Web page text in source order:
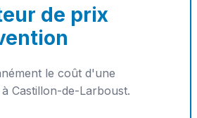
de prix
le coût d'une
Castillon-de-Larboust.